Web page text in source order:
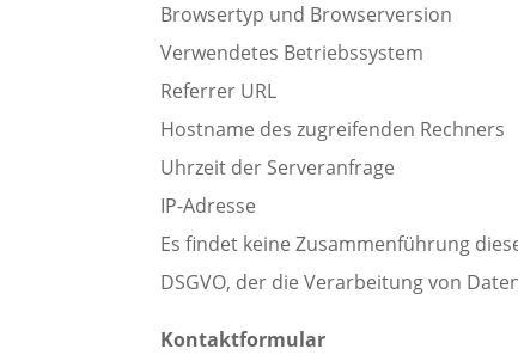
Browsertyp und Browserversion
Verwendetes Betriebssystem
Referrer URL
Hostname des zugreifenden Rechners
Uhrzeit der Serveranfrage
IP-Adresse
Es findet keine Zusammenführung
DSGVO, der die Verarbeitung von
Kontaktformular